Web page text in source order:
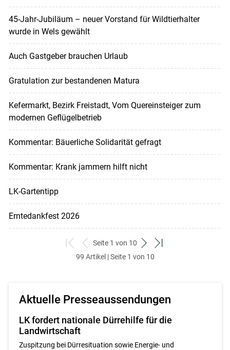
45-Jahr-Jubiläum – neuer Vorstand für Wildtierhalter
wurde in Wels gewählt
Auch Gastgeber brauchen Urlaub
Gratulation zur bestandenen Matura
Kefermarkt, Bezirk Freistadt, Vom Quereinsteiger zum
modernen Geflügelbetrieb
Kommentar: Bäuerliche Solidarität gefragt
Kommentar: Krank jammern hilft nicht
LK-Gartentipp
Erntedankfest 2026
zum
ersten
zurück
zum
Seite 1 von 10
weiter
zum
zum
99 Artikel | Seite 1 von 10
Aktuelle Presseaussendungen
LK fordert nationale Dürrehilfe für die
Landwirtschaft
Zuspitzung bei Dürresituation sowie Energie- und